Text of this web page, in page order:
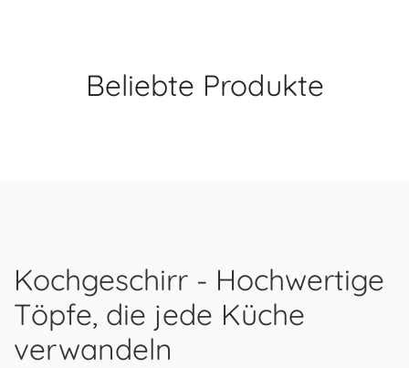
Beliebte Produkte
Kochgeschirr - Hochwertige
Töpfe, die jede Küche
verwandeln